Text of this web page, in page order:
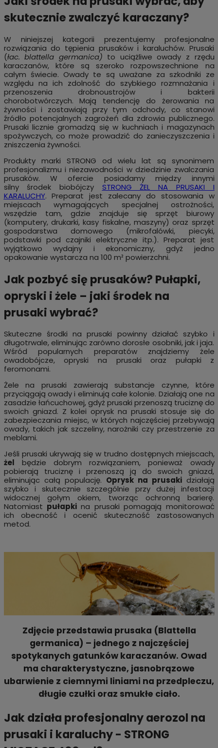
skutecznie zwalczyć karaczany?
W niniejszej kategorii prezentujemy profesjonalne
rozwiązania do tępienia prusaków i karaluchów. Prusaki
(łac. blattella germanica) to uciążliwe owady z rzędu
karaczanów, które są szeroko rozpowszechnione na
całym świecie. Owady te są uważane za szkodniki ze
względu na ich zdolność do szybkiego rozmnażania i
przenoszenia drobnoustrojów i bakterii
chorobotwórczych. Mają tendencję do żerowania na
żywności i zostawiają przy tym odchody, co stanowi
źródło potencjalnych zagrożeń dla zdrowia publicznego.
Prusaki licznie gromadzą się w kuchniach i magazynach
spożywczych, co może prowadzić do zanieczyszczenia i
zniszczenia żywności.
Produkty marki STRONG od wielu lat są synonimem
profesjonalizmu i niezawodności w dziedzinie zwalczania
prusaków. W ofercie posiadamy między innymi
silny środek biobójczy STRONG ŻEL NA PRUSAKI I
KARALUCHY. Preparat jest zalecany do stosowania w
miejscach wymagających specjalnej ostrożności,
wszędzie tam, gdzie znajduje się sprzęt biurowy
(komputery, drukarki, kasy fiskalne, maszyny) oraz sprzęt
gospodarstwa domowego (mikrofalówki, piecyki,
podstawki pod czajniki elektryczne itp.). Preparat jest
wyjątkowo wydajny i ekonomiczny, gdyż jedno
opakowanie wystarcza na 100 m² powierzchni.
Jak pozbyć się prusaków? Pułapki,
opryski i żele – jaki środek na
prusaki wybrać?
Skuteczne środki na prusaki powinny działać szybko i
długotrwale, eliminując zarówno dorosłe osobniki, jak i jaja.
Wśród popularnych preparatów znajdziemy żele
owadobójcze, opryski na prusaki oraz pułapki z
feromonami.
Żele na prusaki zawierają substancje czynne, które
przyciągają owady i eliminują całe kolonie. Działają one na
zasadzie łańcuchowej, gdyż prusaki przenoszą truciznę do
swoich gniazd. Z kolei oprysk na prusaki stosuje się do
zabezpieczania miejsc, w których najczęściej przebywają
owady, takich jak szczeliny, narożniki czy przestrzenie za
meblami.
Jeśli prusaki ukrywają się w trudno dostępnych miejscach,
żel będzie dobrym rozwiązaniem, ponieważ owady
pobierają truciznę i przenoszą ją do swoich gniazd,
eliminując całą populację. Oprysk na prusakidziałają
szybko i skutecznie szczególnie przy dużej infestacji
widocznej gołym okiem, tworząc ochronną barierę.
Natomiast pułapkina prusaki pomagają monitorować
ich obecność i ocenić skuteczność zastosowanych
metod.
Zdjęcie przedstawia prusaka (Blattella
germanica) – jednego z najczęściej
spotykanych gatunków karaczanów. Owad
ma charakterystyczne, jasnobrązowe
ubarwienie z ciemnymi liniami na przedpleczu,
długie czułki oraz smukłe ciało.
Jak działa profesjonalny aerozol na
prusaki i karaluchy - STRONG